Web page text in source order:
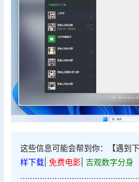
这些信息可能会帮到你：【遇到
样下载 免费电影 吉观数字分身